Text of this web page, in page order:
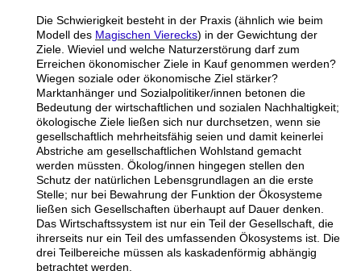
Die Schwierigkeit besteht in der Praxis (ähnlich wie beim
Modell des Magischen Vierecks) in der Gewichtung der
Ziele. Wieviel und welche Naturzerstörung darf zum
Erreichen ökonomischer Ziele in Kauf genommen werden?
Wiegen soziale oder ökonomische Ziel stärker?
Marktanhänger und Sozialpolitiker/innen betonen die
Bedeutung der wirtschaftlichen und sozialen Nachhaltigkeit;
ökologische Ziele ließen sich nur durchsetzen, wenn sie
gesellschaftlich mehrheitsfähig seien und damit keinerlei
Abstriche am gesellschaftlichen Wohlstand gemacht
werden müssten. Ökolog/innen hingegen stellen den
Schutz der natürlichen Lebensgrundlagen an die erste
Stelle; nur bei Bewahrung der Funktion der Ökosysteme
ließen sich Gesellschaften überhaupt auf Dauer denken.
Das Wirtschaftssystem ist nur ein Teil der Gesellschaft, die
ihrerseits nur ein Teil des umfassenden Ökosystems ist. Die
drei Teilbereiche müssen als kaskadenförmig abhängig
betrachtet werden.